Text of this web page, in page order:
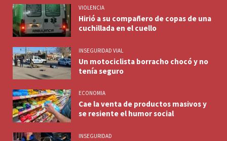
VIOLENCIA
Hirió a su compañero de copas de una
cuchillada en el cuello
INSEGURIDAD VIAL
Un motociclista borracho chocó y no
tenía seguro
ECONOMIA
Cae la venta de productos masivos y
se resiente el humor social
INSEGURIDAD